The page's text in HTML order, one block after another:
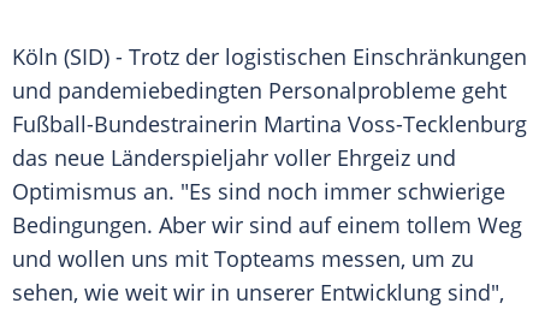
Köln (SID) - Trotz der logistischen Einschränkungen
und pandemiebedingten Personalprobleme geht
Fußball-Bundestrainerin Martina Voss-Tecklenburg
das neue Länderspieljahr voller Ehrgeiz und
Optimismus an. "Es sind noch immer schwierige
Bedingungen. Aber wir sind auf einem tollem Weg
und wollen uns mit Topteams messen, um zu
sehen, wie weit wir in unserer Entwicklung sind",